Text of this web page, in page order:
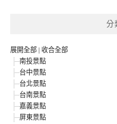
分
展開全部 | 收合全部
南投景點
台中景點
台北景點
台南景點
嘉義景點
屏東景點